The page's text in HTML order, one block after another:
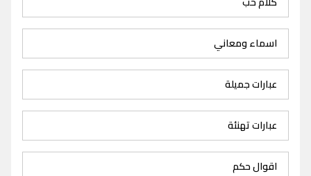
اسماء ومعاني
عبارات جميلة
عبارات تهنئة
اقوال حكم